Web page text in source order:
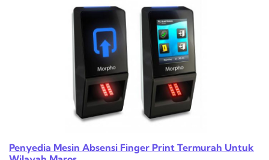
Penyedia Mesin Absensi Finger Print Termurah Untuk